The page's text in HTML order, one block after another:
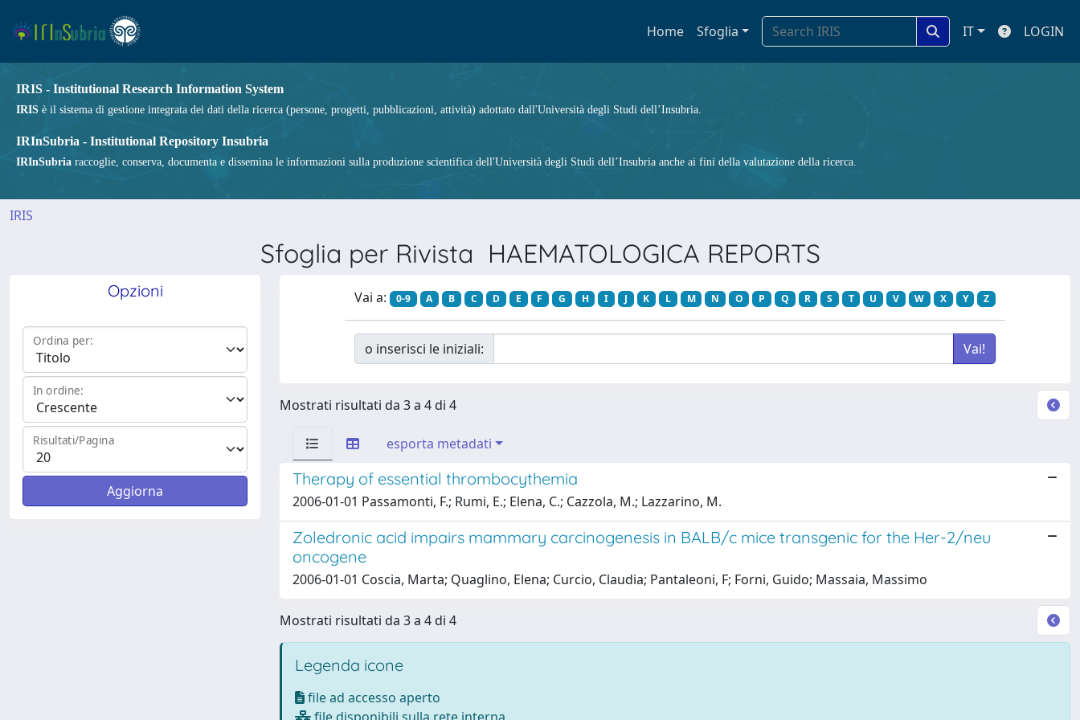
Home Sfoglia IT LOGIN
IRIS - Institutional Research Information System
IRIS è il sistema di gestione integrata dei dati della ricerca (persone, progetti, pubblicazioni, attività) adottato dall'Università degli Studi dell’Insubria.
IRInSubria - Institutional Repository Insubria
IRInSubria raccoglie, conserva, documenta e dissemina le informazioni sulla produzione scientifica dell'Università degli Studi dell’Insubria anche ai fini della valutazione della ricerca.
IRIS
Sfoglia per Rivista HAEMATOLOGICA REPORTS
Opzioni
Ordina per:
In ordine:
Risultati/Pagina
Vai a: 0-9 A B C D E F G H I J K L M N O P Q R S T U V W X Y Z
o inserisci le iniziali:
Mostrati risultati da 3 a 4 di 4
esporta metadati
Therapy of essential thrombocythemia
2006-01-01 Passamonti, F.; Rumi, E.; Elena, C.; Cazzola, M.; Lazzarino, M.
Zoledronic acid impairs mammary carcinogenesis in BALB/c mice transgenic for the Her-2/neu
oncogene
2006-01-01 Coscia, Marta; Quaglino, Elena; Curcio, Claudia; Pantaleoni, F; Forni, Guido; Massaia, Massimo
Mostrati risultati da 3 a 4 di 4
Legenda icone
file ad accesso aperto